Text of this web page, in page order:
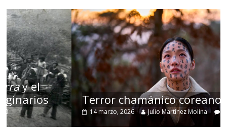
Terror chamánico coreano
14 marzo, 2026 Julio Martínez Molina 0